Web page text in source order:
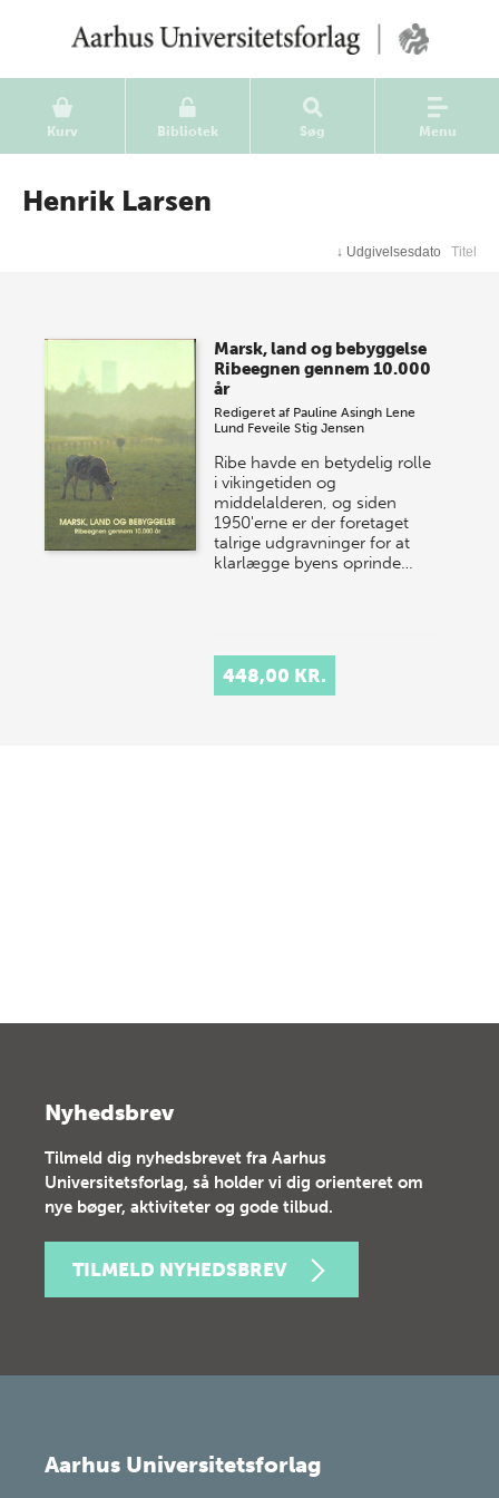
Kurv Bibliotek Søg Menu
Henrik Larsen
↓ Udgivelsesdato Titel
Marsk, land og bebyggelse
Ribeegnen gennem 10.000
år
Redigeret af Pauline Asingh Lene
Lund Feveile Stig Jensen
Ribe havde en betydelig rolle
i vikingetiden og
middelalderen, og siden
1950'erne er der foretaget
talrige udgravninger for at
klarlægge byens oprinde…
448,00 KR.
Nyhedsbrev
Tilmeld dig nyhedsbrevet fra Aarhus
Universitetsforlag, så holder vi dig orienteret om
nye bøger, aktiviteter og gode tilbud.
TILMELD NYHEDSBREV
Aarhus Universitetsforlag